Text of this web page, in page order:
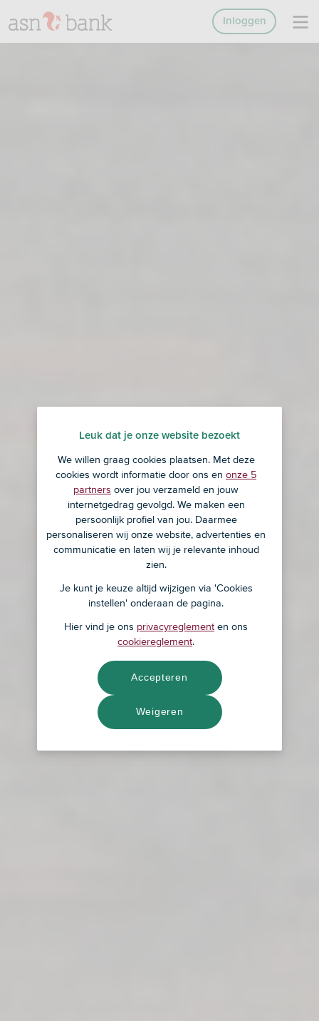
Inloggen
Leuk dat je onze website bezoekt
We willen graag cookies plaatsen. Met deze
cookies wordt informatie door ons en onze 5
partners over jou verzameld en jouw
internetgedrag gevolgd. We maken een
persoonlijk profiel van jou. Daarmee
personaliseren wij onze website, advertenties en
communicatie en laten wij je relevante inhoud
zien.
Je kunt je keuze altijd wijzigen via 'Cookies
instellen' onderaan de pagina.
Hier vind je ons privacyreglement en ons
cookiereglement.
Weigeren
Accepteren